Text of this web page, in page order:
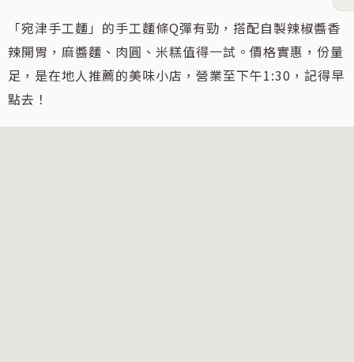
「宛津手工麵」的手工麵條Q彈有勁，搭配自製辣椒醬香
辣開胃，麻醬麵、肉圓、米糕值得一試。價格實惠，份量
足，是在地人推薦的美味小店，營業至下午1:30，記得早
點去！